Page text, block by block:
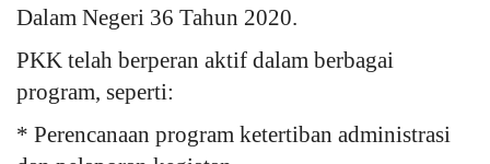
Dalam Negeri 36 Tahun 2020.
PKK telah berperan aktif dalam berbagai
program, seperti:
* Perencanaan program ketertiban administrasi